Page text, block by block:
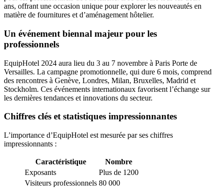
ans, offrant une occasion unique pour explorer les nouveautés en
matière de fournitures et d’aménagement hôtelier.
Un événement biennal majeur pour les
professionnels
EquipHotel 2024 aura lieu du 3 au 7 novembre à Paris Porte de
Versailles. La campagne promotionnelle, qui dure 6 mois, comprend
des rencontres à Genève, Londres, Milan, Bruxelles, Madrid et
Stockholm. Ces événements internationaux favorisent l’échange sur
les dernières tendances et innovations du secteur.
Chiffres clés et statistiques impressionnantes
L’importance d’EquipHotel est mesurée par ses chiffres
impressionnants :
Caractéristique
Nombre
Exposants
Plus de 1200
Visiteurs professionnels 80 000